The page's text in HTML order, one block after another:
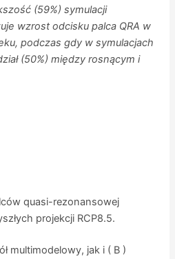
(59%) symulacji
wzrost odcisku palca QRA w
podczas gdy w symulacjach
(50%) między rosnącym i
quasi-rezonansowej
projekcji RCP8.5.
multimodelowy, jak i ( B )